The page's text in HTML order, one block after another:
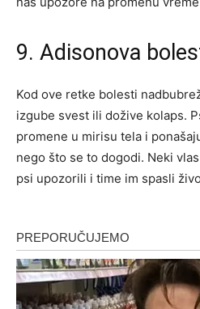
9. Adisonova
Kod ove retke bolesti
izgube svest ili dožive kolaps.
promene u mirisu tela i
nego što se to dogodi. Neki
psi upozorili i time im spasli